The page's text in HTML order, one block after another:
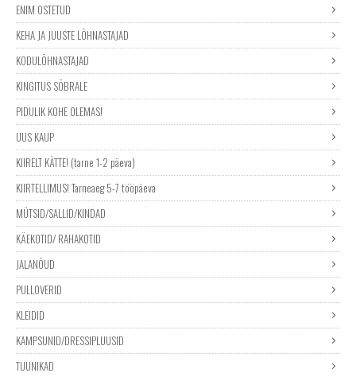
ENIM OSTETUD
KEHA JA JUUSTE LÕHNASTAJAD
KODULÕHNASTAJAD
KINGITUS SÕBRALE
PIDULIK KOHE OLEMAS!
UUS KAUP
KIIRELT KÄTTE! (tarne 1-2 päeva)
KIIRTELLIMUS! Tarneaeg 5-7 tööpäeva
MÜTSID/SALLID/KINDAD
KÄEKOTID/ RAHAKOTID
JALANÕUD
PULLOVERID
KLEIDID
KAMPSUNID/DRESSIPLUUSID
TUUNIKAD